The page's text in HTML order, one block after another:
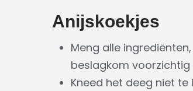
Anijskoekjes
Meng alle
beslagkom voorzichtig
Kneed het deeg niet